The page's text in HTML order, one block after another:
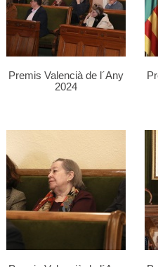
Premis Valencià de l´Any
2024